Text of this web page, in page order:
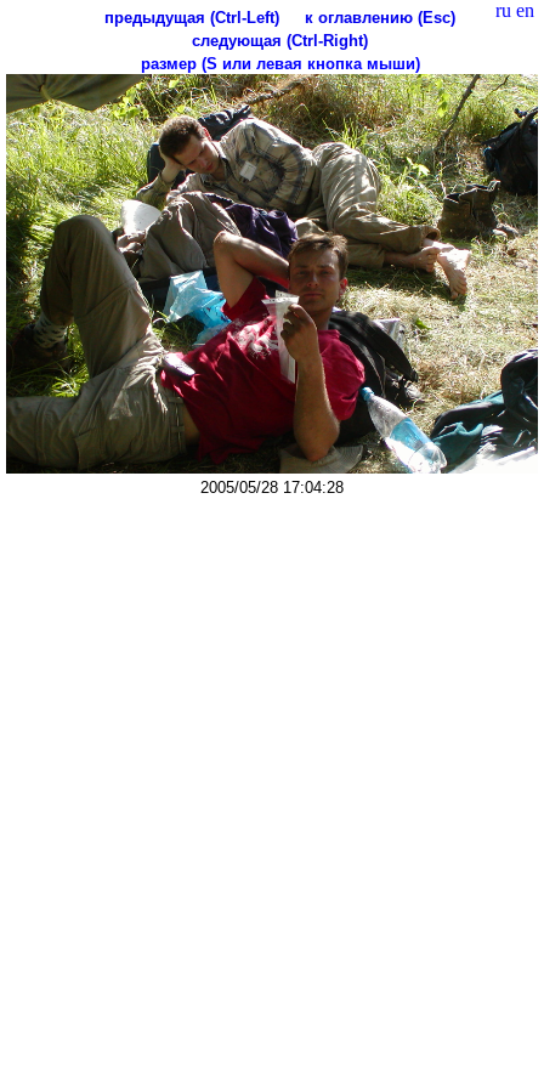
ru en
предыдущая (Ctrl-Left)
к оглавлению (Esc)
следующая (Ctrl-Right)
размер (S или левая кнопка мыши)
2005/05/28 17:04:28